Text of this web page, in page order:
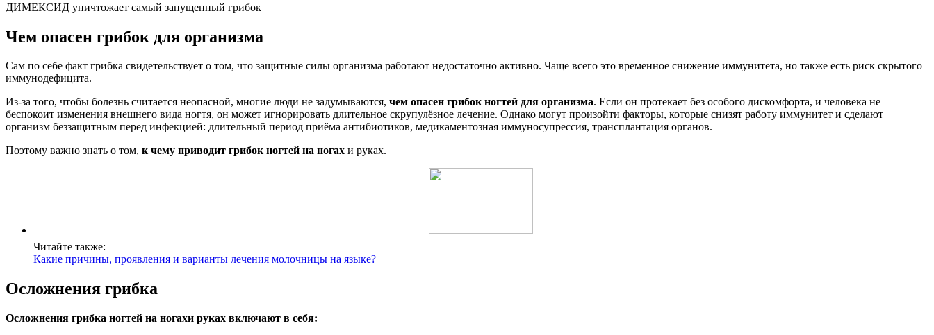
ДИМЕКСИД уничтожает самый запущенный грибок
Чем опасен грибок для организма
Сам по себе факт грибка свидетельствует о том, что защитные силы организма работают недостаточно активно. Чаще всего это временное снижение иммунитета, но также есть риск скрытого
иммунодефицита.
Из-за того, чтобы болезнь считается неопасной, многие люди не задумываются, чем опасен грибок ногтей для организма. Если он протекает без особого дискомфорта, и человека не
беспокоит изменения внешнего вида ногтя, он может игнорировать длительное скрупулёзное лечение. Однако могут произойти факторы, которые снизят работу иммунитет и сделают
организм беззащитным перед инфекцией: длительный период приёма антибиотиков, медикаментозная иммуносупрессия, трансплантация органов.
Поэтому важно знать о том, к чему приводит грибок ногтей на ногах и руках.
Читайте также:
Какие причины, проявления и варианты лечения молочницы на языке?
Осложнения грибка
Осложнения грибка ногтей на ногахи руках включают в себя: